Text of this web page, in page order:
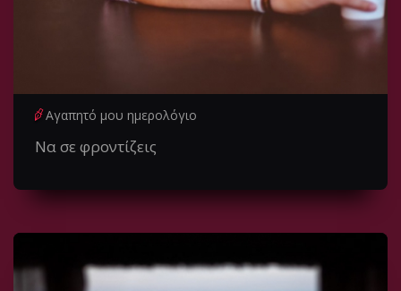
Αγαπητό μου ημερολόγιο
Να σε φροντίζεις